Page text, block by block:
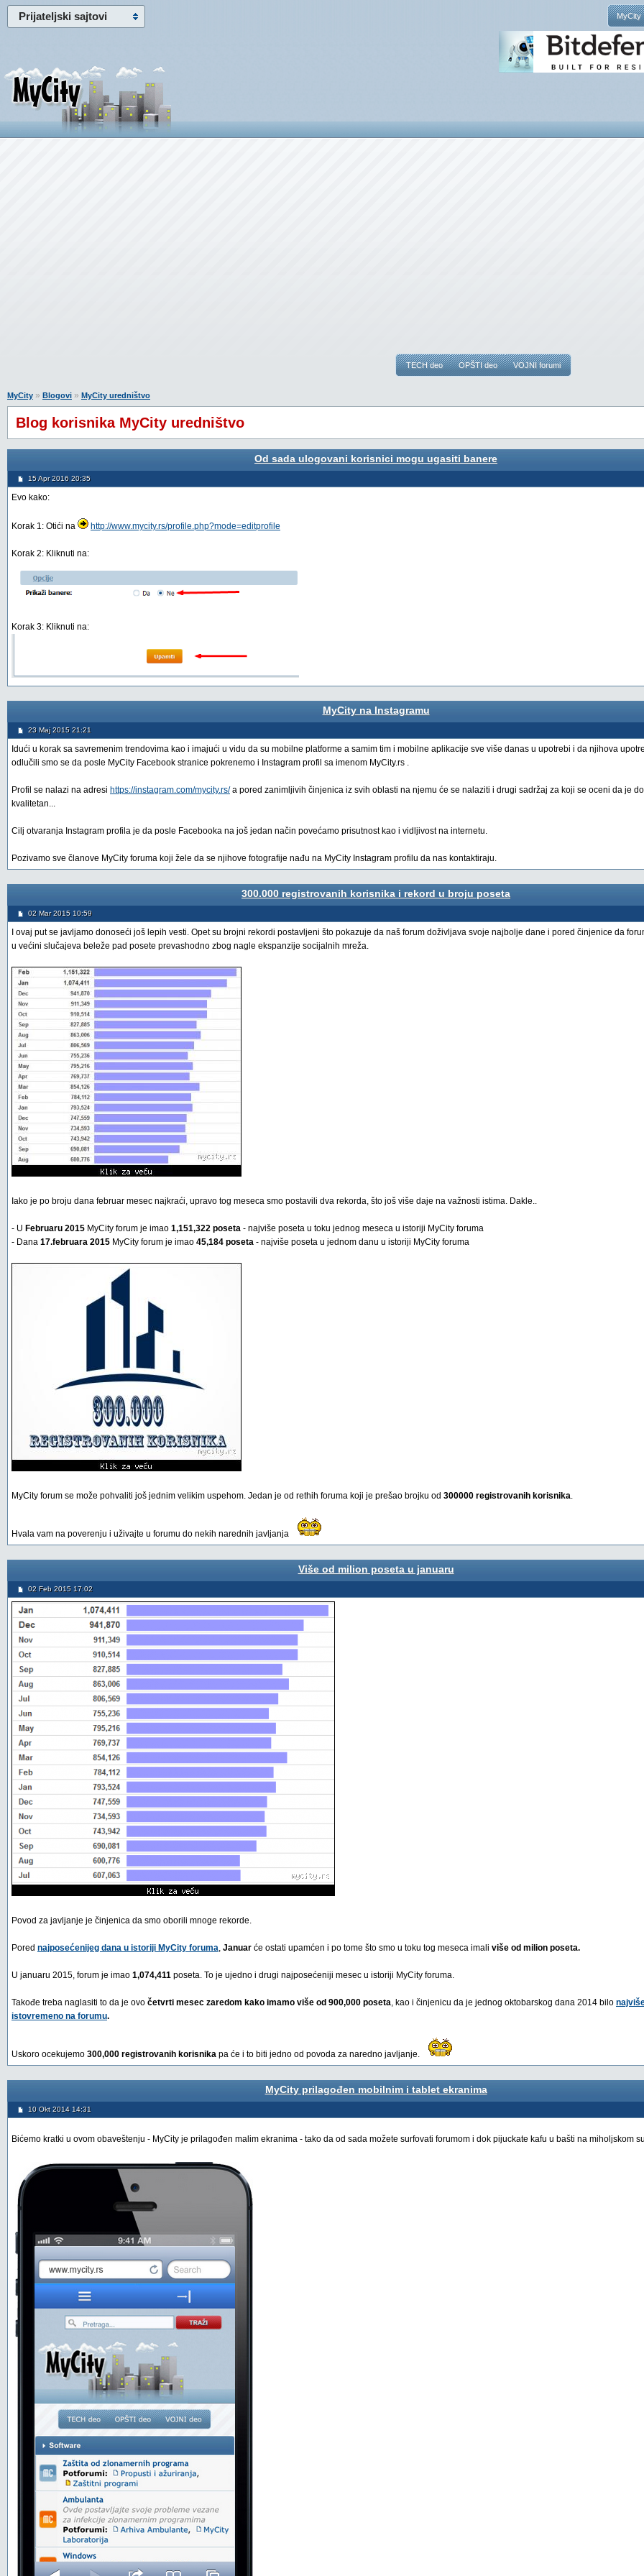
Prijateljski sajtovi MyCity
TECH deo OPŠTI deo VOJNI forumi
MyCity » Blogovi » MyCity uredništvo
Blog korisnika MyCity uredništvo
Od sada ulogovani korisnici mogu ugasiti banere
15 Apr 2016 20:35
Evo kako:
Korak 1: Otići na http://www.mycity.rs/profile.php?mode=editprofile
Korak 2: Kliknuti na:
Korak 3: Kliknuti na:
MyCity na Instagramu
23 Maj 2015 21:21
Idući u korak sa savremenim trendovima kao i imajući u vidu da su mobilne platforme a samim tim i mobilne aplikacije sve više danas u upotrebi i da njihova
odlučili smo se da posle MyCity Facebook stranice pokrenemo i Instagram profil sa imenom MyCity.rs .
Profil se nalazi na adresi https://instagram.com/mycity.rs/a pored zanimljivih činjenica iz svih oblasti na njemu će se nalaziti i drugi sadržaj za koji se oceni da je
kvalitetan...
Cilj otvaranja Instagram profila je da posle Facebooka na još jedan način povećamo prisutnost kao i vidljivost na internetu.
Pozivamo sve članove MyCity foruma koji žele da se njihove fotografije nađu na MyCity Instagram profilu da nas kontaktiraju.
300.000 registrovanih korisnika i rekord u broju poseta
02 Mar 2015 10:59
I ovaj put se javljamo donoseći još lepih vesti. Opet su brojni rekordi postavljeni što pokazuje da naš forum doživljava svoje najbolje dane i pored činjenice da
u većini slučajeva beleže pad posete prevashodno zbog nagle ekspanzije socijalnih mreža.
Iako je po broju dana februar mesec najkraći, upravo tog meseca smo postavili dva rekorda, što još više daje na važnosti istima. Dakle..
- U Februaru 2015 MyCity forum je imao 1,151,322 poseta - najviše poseta u toku jednog meseca u istoriji MyCity foruma
- Dana 17.februara 2015 MyCity forum je imao 45,184 poseta - najviše poseta u jednom danu u istoriji MyCity foruma
MyCity forum se može pohvaliti još jednim velikim uspehom. Jedan je od rethih foruma koji je prešao brojku od 300000 registrovanih korisnika.
Hvala vam na poverenju i uživajte u forumu do nekih narednih javljanja
Više od milion poseta u januaru
02 Feb 2015 17:02
Povod za javljanje je činjenica da smo oborili mnoge rekorde.
Pored najposećenijeg dana u istoriji MyCity foruma, Januar će ostati upamćen i po tome što smo u toku tog meseca imali više od milion poseta.
U januaru 2015, forum je imao 1,074,411 poseta. To je ujedno i drugi najposećeniji mesec u istoriji MyCity foruma.
Takođe treba naglasiti to da je ovo četvrti mesec zaredom kako imamo više od 900,000 poseta, kao i činjenicu da je jednog oktobarskog dana 2014 bilo
istovremeno na forumu.
Uskoro ocekujemo 300,000 registrovanih korisnika pa će i to biti jedno od povoda za naredno javljanje.
MyCity prilagođen mobilnim i tablet ekranima
10 Okt 2014 14:31
Bićemo kratki u ovom obaveštenju - MyCity je prilagođen malim ekranima - tako da od sada možete surfovati forumom i dok pijuckate kafu u bašti na miholjskom